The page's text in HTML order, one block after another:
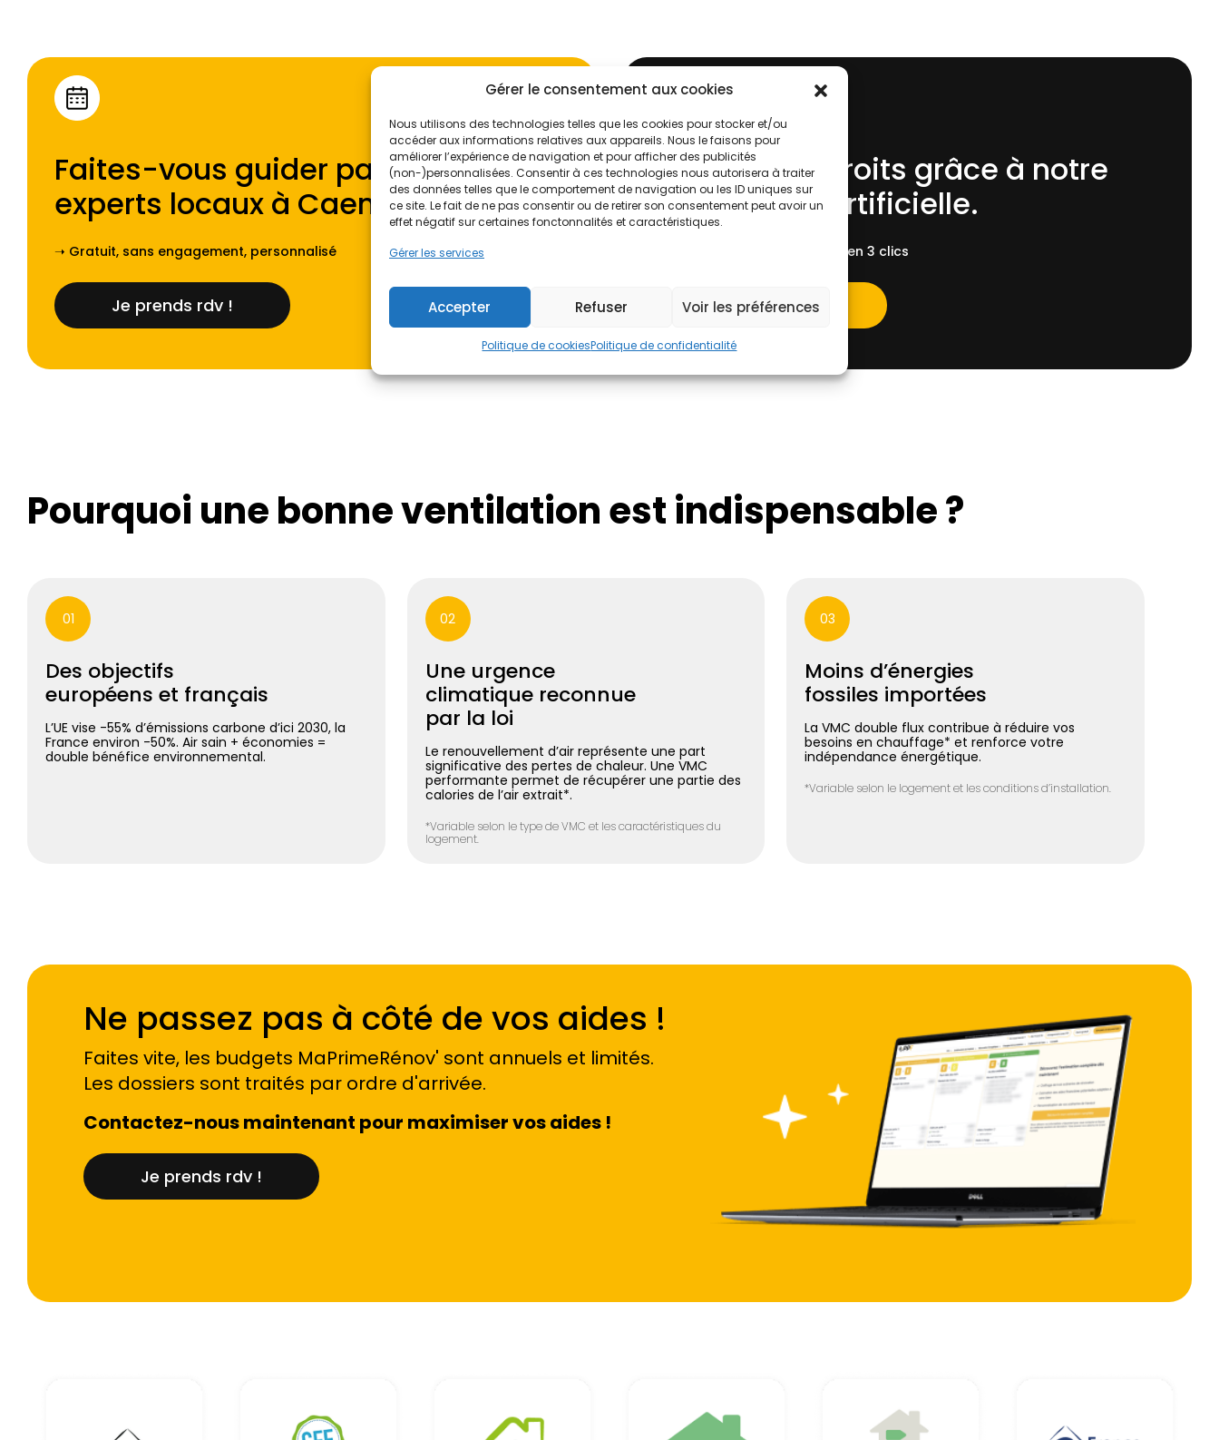
Gérer le consentement aux cookies
Nous utilisons des technologies telles que les cookies pour stocker et/ou
accéder aux informations relatives aux appareils. Nous le faisons pour
améliorer l’expérience de navigation et pour afficher des publicités
(non-)personnalisées. Consentir à ces technologies nous autorisera à traiter
des données telles que le comportement de navigation ou les ID uniques sur
ce site. Le fait de ne pas consentir ou de retirer son consentement peut avoir un
effet négatif sur certaines fonctonnalités et caractéristiques.
Gérer les services
Accepter Refuser Voir les préférences
Politique de cookiesPolitique de confidentialité
Faites-vous guider par l'un de nos
experts locaux à Caen
➝ Gratuit, sans engagement, personnalisé
Je prends rdv !
Évaluez vos droits grâce à notre
Intelligence Artificielle.
➝ Gratuit, sans engagement, en 3 clics
J'évalue !
Pourquoi une bonne ventilation est indispensable ?
01
Des objectifs
européens et français
L’UE vise -55% d’émissions carbone d’ici 2030, la
France environ -50%. Air sain + économies =
double bénéfice environnemental.
02
Une urgence
climatique reconnue
par la loi
Le renouvellement d’air représente une part
significative des pertes de chaleur. Une VMC
performante permet de récupérer une partie des
calories de l’air extrait*.
*Variable selon le type de VMC et les caractéristiques du
logement.
03
Moins d’énergies
fossiles importées
La VMC double flux contribue à réduire vos
besoins en chauffage* et renforce votre
indépendance énergétique.
*Variable selon le logement et les conditions d’installation.
Ne passez pas à côté de vos aides !
Faites vite, les budgets MaPrimeRénov' sont annuels et limités.
Les dossiers sont traités par ordre d'arrivée.
Contactez-nous maintenant pour maximiser vos aides !
Je prends rdv !